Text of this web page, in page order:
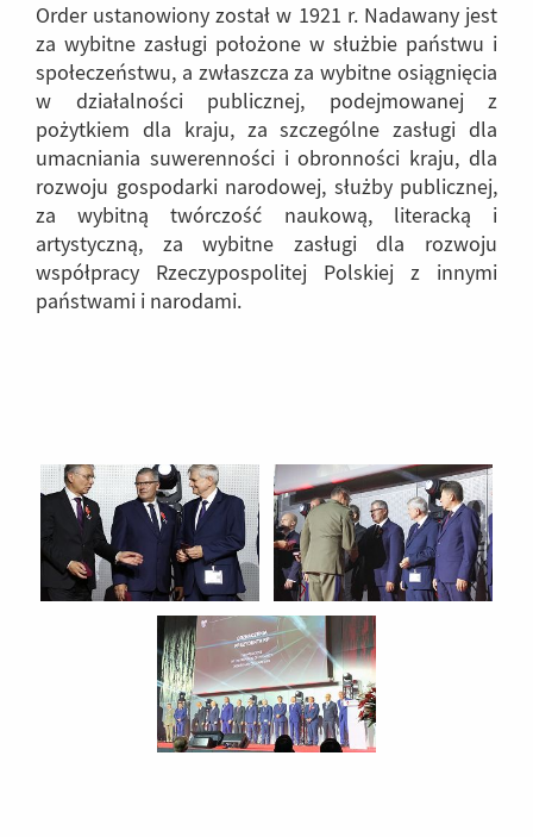
Order ustanowiony został w 1921 r. Nadawany jest
za wybitne zasługi położone w służbie państwu i
społeczeństwu, a zwłaszcza za wybitne osiągnięcia
w działalności publicznej, podejmowanej z
pożytkiem dla kraju, za szczególne zasługi dla
umacniania suwerenności i obronności kraju, dla
rozwoju gospodarki narodowej, służby publicznej,
za wybitną twórczość naukową, literacką i
artystyczną, za wybitne zasługi dla rozwoju
współpracy Rzeczypospolitej Polskiej z innymi
państwami i narodami.